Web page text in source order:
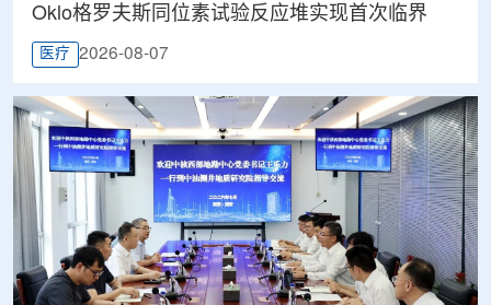
Oklo格罗夫斯同位素试验反应堆实现首次临界
医疗 2026-08-07